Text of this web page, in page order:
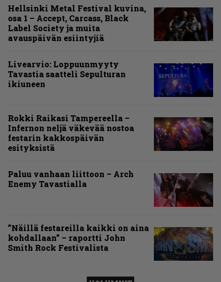
Hellsinki Metal Festival kuvina,
osa 1 – Accept, Carcass, Black
Label Society ja muita
avauspäivän esiintyjiä
Livearvio: Loppuunmyyty
Tavastia saatteli Sepulturan
ikiuneen
Rokki Raikasi Tampereella –
Infernon neljä väkevää nostoa
festarin kakkospäivän
esityksistä
Paluu vanhaan liittoon – Arch
Enemy Tavastialla
”Näillä festareilla kaikki on aina
kohdallaan” – raportti John
Smith Rock Festivalista